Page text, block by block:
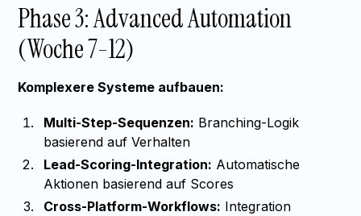
Phase 3: Advanced Automation
(Woche 7-12)
Komplexere Systeme aufbauen:
Multi-Step-Sequenzen: Branching-Logik
basierend auf Verhalten
Lead-Scoring-Integration: Automatische
Aktionen basierend auf Scores
Cross-Platform-Workflows: Integration